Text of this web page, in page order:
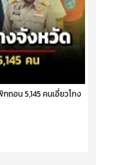
ถอน 5,145 คนเอี่ยวโกง